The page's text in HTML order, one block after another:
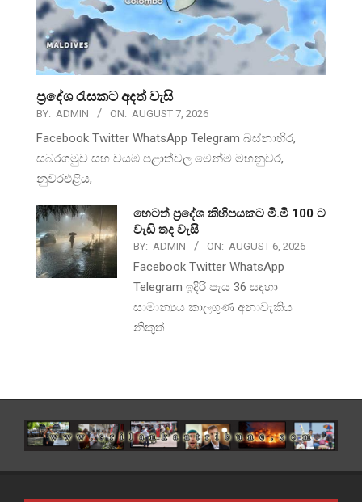
ප්‍රදේශ රැසකට අදත් වැසි
BY: ADMIN ON: AUGUST 7, 2026
Facebook Twitter WhatsApp Telegram බස්නාහිර,
සබරගමුව සහ වයඹ පළාත්වල මෙන්ම මහනුවර,
නුවරඑළිය,
හෙටත් ප්‍රදේශ කිහිපයකට මි.මී 100 ට
වැඩි තද වැසි
BY: ADMIN ON: AUGUST 6, 2026
Facebook Twitter WhatsApp
Telegram ඉදිරි පැය 36 සඳහා
සාමාන්‍යය කාලගුණ අනාවැකිය
නිකුත්